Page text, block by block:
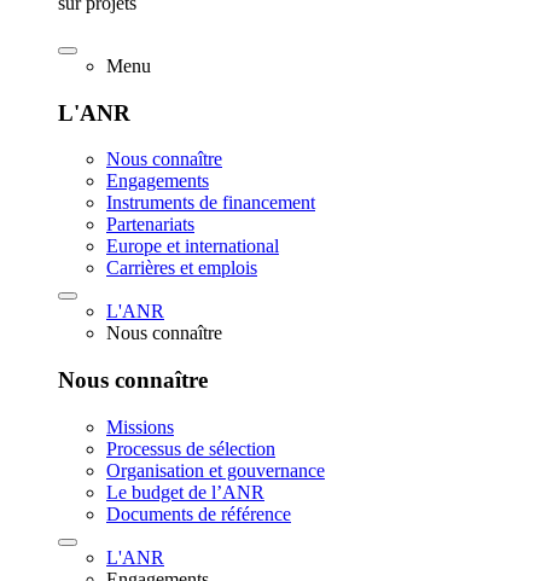
Menu
L'ANR
Nous connaître
Engagements
Instruments de financement
Partenariats
Europe et international
Carrières et emplois
L'ANR
Nous connaître
Nous connaître
Missions
Processus de sélection
Organisation et gouvernance
Le budget de l’ANR
Documents de référence
L'ANR